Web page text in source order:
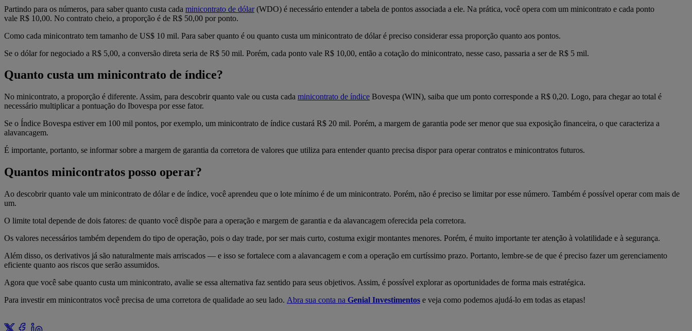
Partindo para os números, para saber quanto custa cada minicontrato de dólar(WDO) é necessário entender a tabela de pontos associada a ele. Na prática, você opera com um minicontrato e cada ponto
vale R$ 10,00. No contrato cheio, a proporção é de R$ 50,00 por ponto.
Como cada minicontrato tem tamanho de US$ 10 mil. Para saber quanto é ou quanto custa um minicontrato de dólar é preciso considerar essa proporção quanto aos pontos.
Se o dólar for negociado a R$ 5,00, a conversão direta seria de R$ 50 mil. Porém, cada ponto vale R$ 10,00, então a cotação do minicontrato, nesse caso, passaria a ser de R$ 5 mil.
Quanto custa um minicontrato de índice?
No minicontrato, a proporção é diferente. Assim, para descobrir quanto vale ou custa cada minicontrato de índice Bovespa (WIN), saiba que um ponto corresponde a R$ 0,20. Logo, para chegar ao total é
necessário multiplicar a pontuação do Ibovespa por esse fator.
Se o Índice Bovespa estiver em 100 mil pontos, por exemplo, um minicontrato de índice custará R$ 20 mil. Porém, a margem de garantia pode ser menor que sua exposição financeira, o que caracteriza a
alavancagem.
É importante, portanto, se informar sobre a margem de garantia da corretora de valores que utiliza para entender quanto precisa dispor para operar contratos e minicontratos futuros.
Quantos minicontratos posso operar?
Ao descobrir quanto vale um minicontrato de dólar e de índice, você aprendeu que o lote mínimo é de um minicontrato. Porém, não é preciso se limitar por esse número. Também é possível operar com mais de
um.
O limite total depende de dois fatores: de quanto você dispõe para a operação e margem de garantia e da alavancagem oferecida pela corretora.
Os valores necessários também dependem do tipo de operação, pois o day trade, por ser mais curto, costuma exigir montantes menores. Porém, é muito importante ter atenção à volatilidade e à segurança.
Além disso, os derivativos já são naturalmente mais arriscados — e isso se fortalece com a alavancagem e com a operação em curtíssimo prazo. Portanto, lembre-se de que é preciso fazer um gerenciamento
eficiente quanto aos riscos que serão assumidos.
Agora que você sabe quanto custa um minicontrato, avalie se essa alternativa faz sentido para seus objetivos. Assim, é possível explorar as oportunidades de forma mais estratégica.
Para investir em minicontratos você precisa de uma corretora de qualidade ao seu lado. Abra sua conta na Genial Investimentos e veja como podemos ajudá-lo em todas as etapas!